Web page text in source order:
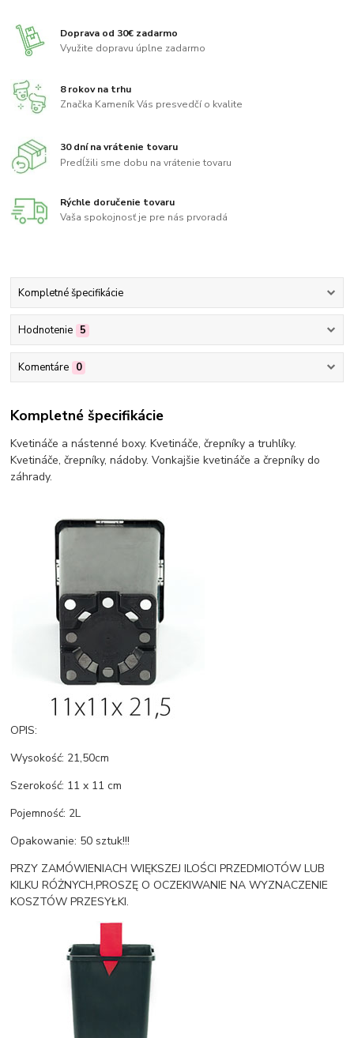
Doprava od 30€ zadarmo
Využite dopravu úplne zadarmo
8 rokov na trhu
Značka Kameník Vás presvedčí o kvalite
30 dní na vrátenie tovaru
Predĺžili sme dobu na vrátenie tovaru
Rýchle doručenie tovaru
Vaša spokojnosť je pre nás prvoradá
Kompletné špecifikácie
Hodnotenie 5
Komentáre 0
Kompletné špecifikácie
Kvetináče a nástenné boxy. Kvetináče, črepníky a truhlíky.
Kvetináče, črepníky, nádoby. Vonkajšie kvetináče a črepníky do
záhrady.
OPIS:
Wysokość: 21,50cm
Szerokość: 11 x 11 cm
Pojemność: 2L
Opakowanie: 50 sztuk!!!
PRZY ZAMÓWIENIACH WIĘKSZEJ ILOŚCI PRZEDMIOTÓW LUB
KILKU RÓŻNYCH,PROSZĘ O OCZEKIWANIE NA WYZNACZENIE
KOSZTÓW PRZESYŁKI.